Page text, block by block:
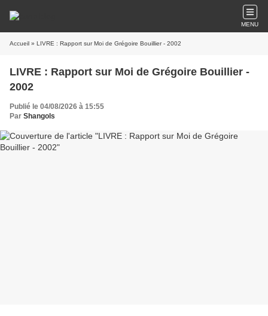
MENU
Accueil » LIVRE : Rapport sur Moi de Grégoire Bouillier - 2002
LIVRE : Rapport sur Moi de Grégoire Bouillier -
2002
Publié le 04/08/2026 à 15:55
Par Shangols